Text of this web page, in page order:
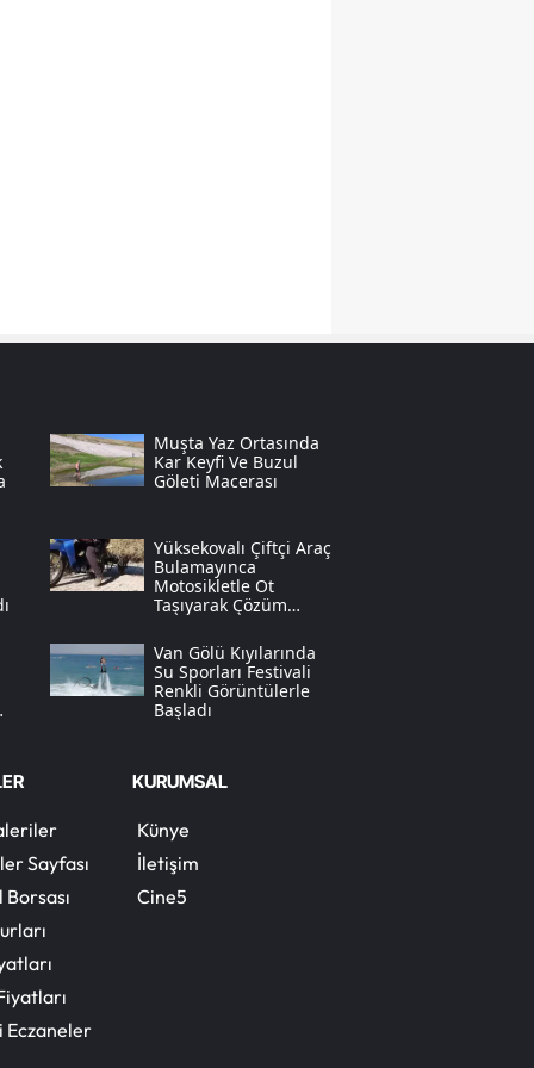
Bartın
Ardahan
Yalova
Kilis
Osmaniye
Düzce
Muşta Yaz Ortasında
Kar Keyfi Ve Buzul
Göleti Macerası
Yüksekovalı Çiftçi Araç
Bulamayınca
Motosikletle Ot
Taşıyarak Çözüm
Van Gölü Kıyılarında
Su Sporları Festivali
Renkli Görüntülerle
Başladı
Sayfası
Eczaneler
KURUMSAL
Künye
İletişim
Cine5